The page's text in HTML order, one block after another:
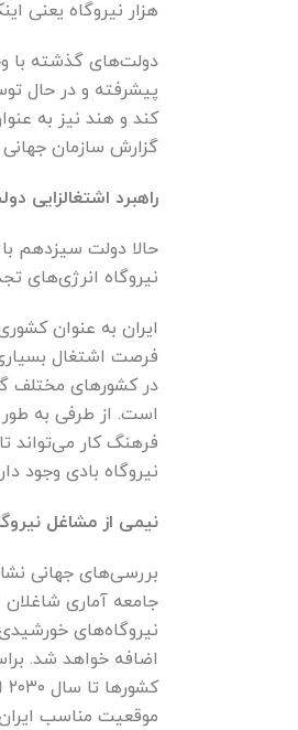
هزار نیروگاه یعنی اینکه ۴۵۰ هزار نفر دراین بخش مشغول به‌کار
دولت‌های گذشته با
کند و هند نیز به
گزارش سازمان
راهبرد اشتغالزایی
نیروگاه انرژی‌های تجدید‌پذیر در یک بازه ۴ ساله نشان از عزم
ایران به عنوان
در کشور‌های مختلف
است. از طرفی به
نیروگاه بادی وجود دارد و
نیمی از مشاغل
بررسی‌های جهانی
جامعه آماری
نیروگاه‌های
اضافه خواهد شد.